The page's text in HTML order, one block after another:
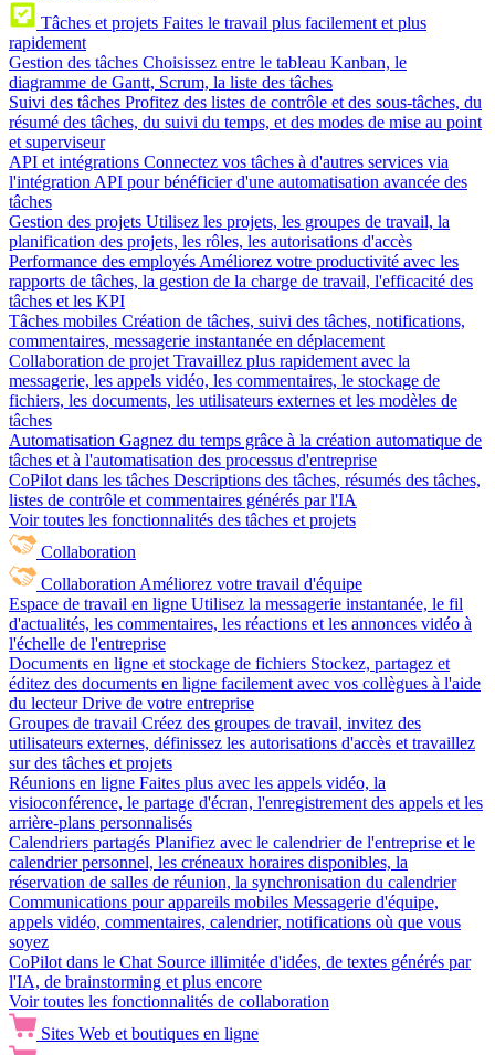
Tâches et projets Faites le travail plus facilement et plus
rapidement
Gestion des tâches Choisissez entre le tableau Kanban, le
diagramme de Gantt, Scrum, la liste des tâches
Suivi des tâches Profitez des listes de contrôle et des sous-tâches, du
résumé des tâches, du suivi du temps, et des modes de mise au point
et superviseur
API et intégrations Connectez vos tâches à d'autres services via
l'intégration API pour bénéficier d'une automatisation avancée des
tâches
Gestion des projets Utilisez les projets, les groupes de travail, la
planification des projets, les rôles, les autorisations d'accès
Performance des employés Améliorez votre productivité avec les
rapports de tâches, la gestion de la charge de travail, l'efficacité des
tâches et les KPI
Tâches mobiles Création de tâches, suivi des tâches, notifications,
commentaires, messagerie instantanée en déplacement
Collaboration de projet Travaillez plus rapidement avec la
messagerie, les appels vidéo, les commentaires, le stockage de
fichiers, les documents, les utilisateurs externes et les modèles de
tâches
Automatisation Gagnez du temps grâce à la création automatique de
tâches et à l'automatisation des processus d'entreprise
CoPilot dans les tâches Descriptions des tâches, résumés des tâches,
listes de contrôle et commentaires générés par l'IA
Voir toutes les fonctionnalités des tâches et projets
Collaboration
Collaboration Améliorez votre travail d'équipe
Espace de travail en ligne Utilisez la messagerie instantanée, le fil
d'actualités, les commentaires, les réactions et les annonces vidéo à
l'échelle de l'entreprise
Documents en ligne et stockage de fichiers Stockez, partagez et
éditez des documents en ligne facilement avec vos collègues à l'aide
du lecteur Drive de votre entreprise
Groupes de travail Créez des groupes de travail, invitez des
utilisateurs externes, définissez les autorisations d'accès et travaillez
sur des tâches et projets
Réunions en ligne Faites plus avec les appels vidéo, la
visioconférence, le partage d'écran, l'enregistrement des appels et les
arrière-plans personnalisés
Calendriers partagés Planifiez avec le calendrier de l'entreprise et le
calendrier personnel, les créneaux horaires disponibles, la
réservation de salles de réunion, la synchronisation du calendrier
Communications pour appareils mobiles Messagerie d'équipe,
appels vidéo, commentaires, calendrier, notifications où que vous
soyez
CoPilot dans le Chat Source illimitée d'idées, de textes générés par
l'IA, de brainstorming et plus encore
Voir toutes les fonctionnalités de collaboration
Sites Web et boutiques en ligne